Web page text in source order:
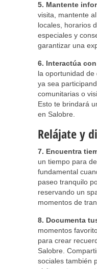
5. Mantente
visita, mantente
locales, horarios
especiales y
garantizar una
6. Interactúa
la oportunidad de
ya sea
comunitarias o
Esto te brindará
en Salobre.
Relájate y
7. Encuentra
un tiempo para
fundamental
paseo tranquilo
reservando un
momentos de
8. Documenta
momentos
para crear
Salobre.
sociales también